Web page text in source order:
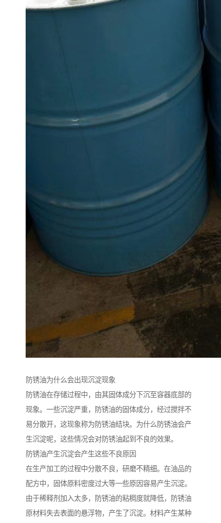
防锈油为什么会出现沉淀现象
防锈油在存储过程中，由其固体成分下沉至容器底部的
现象。一些沉淀严重，防锈油的固体成分，经过搅拌不
易分散开，这现象称为防锈油结块。为什么防锈油会产
生沉淀呢，这些情况会对防锈油起到不良的效果。
防锈油产生沉淀会产生这些不良原因
在生产加工的过程中分散不良，研磨不精细。在油品的
配方中，固体原料密度过大等一些原因容易产生沉淀。
由于稀释剂加入太多，防锈油的粘稠度就降低，防锈油
原材料失去表面的悬浮物，产生了沉淀。材料产生某种